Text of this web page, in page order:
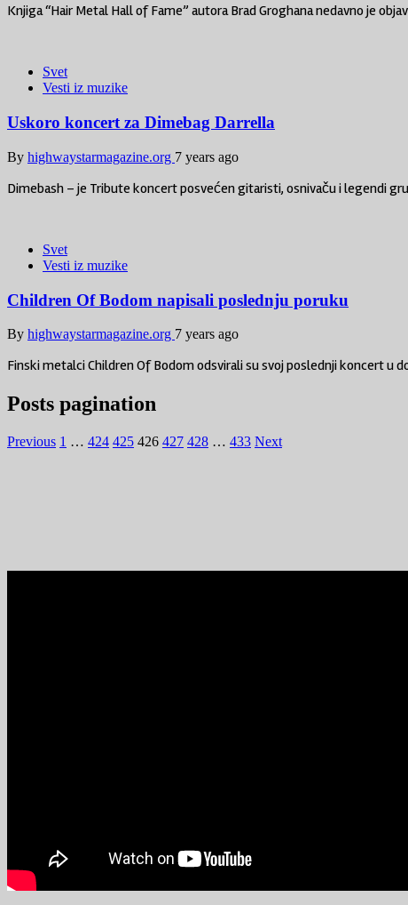
Knjiga “Hair Metal Hall of Fame” autora Brad Groghana nedavno je
Svet
Vesti iz muzike
Uskoro koncert za Dimebag Darrella
By highwaystarmagazine.org 7 years ago
Dimebash – je Tribute koncert posvećen gitaristi, osnivaču i legendi
Svet
Vesti iz muzike
Children Of Bodom napisali poslednju poruku
By highwaystarmagazine.org 7 years ago
Finski metalci Children Of Bodom odsvirali su svoj poslednji koncert u
Posts pagination
Previous 1 … 424 425 426 427 428 … 433 Next